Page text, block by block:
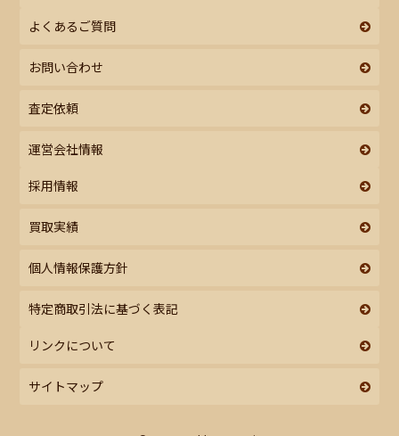
よくあるご質問
お問い合わせ
査定依頼
運営会社情報
採用情報
買取実績
個人情報保護方針
特定商取引法に基づく表記
リンクについて
サイトマップ